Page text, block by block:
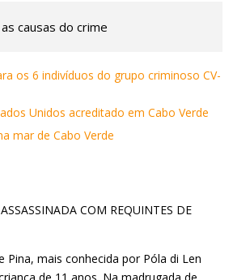
causas do crime
os 6 indivíduos do grupo criminoso CV-
Unidos acreditado em Cabo Verde
mar de Cabo Verde
COM REQUINTES DE
Pina, mais conhecida por Póla di Len